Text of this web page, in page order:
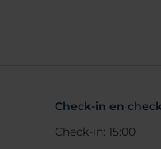
Check-in en
Check-in: 15:00